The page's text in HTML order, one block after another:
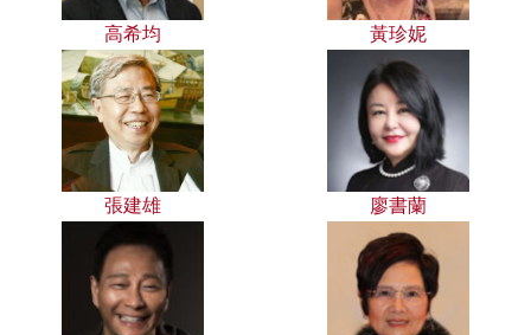
高希均 黃珍妮
張建雄 廖書蘭